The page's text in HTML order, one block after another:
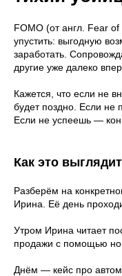
FOMO (от англ. Fear
упустить: выгодную
заработать.
другие уже далеко
Кажется, что если не
будет поздно. Если не
Если не успеешь —
Как это
Разберём на
Ирина. Её день
Утром Ирина читает
продажи с помощью
Днём — кейс про